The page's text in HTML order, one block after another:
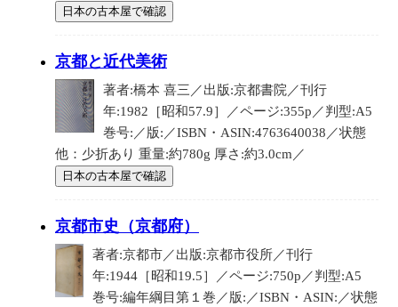
日本の古本屋で確認
京都と近代美術
著者:橋本 喜三／出版:京都書院／刊行
年:1982［昭和57.9］／ページ:355p／判型:A5
巻号:／版:／ISBN・ASIN:4763640038／状態
他：少折あり 重量:約780g 厚さ:約3.0cm／
日本の古本屋で確認
京都市史（京都府）
著者:京都市／出版:京都市役所／刊行
年:1944［昭和19.5］／ページ:750p／判型:A5
巻号:編年綱目第１巻／版:／ISBN・ASIN:／状態